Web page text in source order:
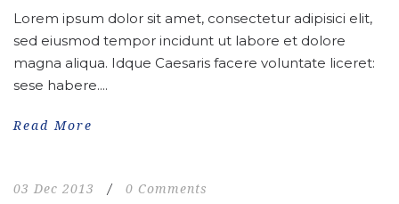
Lorem ipsum dolor sit amet, consectetur adipisici elit,
sed eiusmod tempor incidunt ut labore et dolore
magna aliqua. Idque Caesaris facere voluntate liceret:
sese habere....
Read More
03 Dec 2013 / 0 Comments